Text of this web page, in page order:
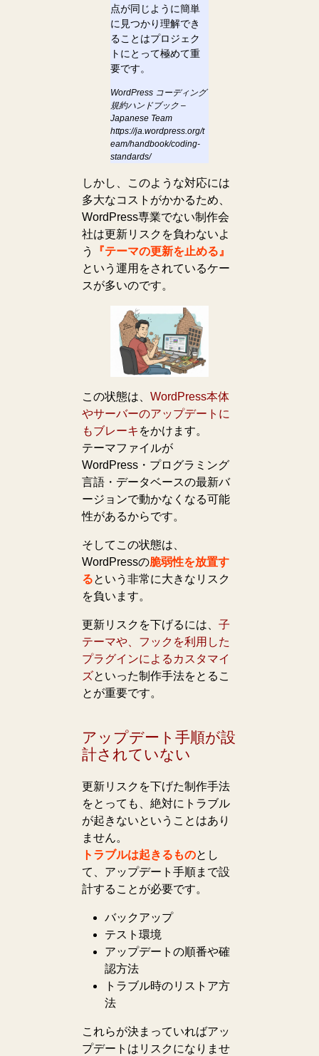
点が同じように簡単
に見つかり理解でき
ることはプロジェク
トにとって極めて重
要です。
WordPress コーディング
規約ハンドブック –
Japanese Team
https://ja.wordpress.org/t
eam/handbook/coding-
standards/
しかし、このような対応には
多大なコストがかかるため、
WordPress専業でない制作会
社は更新リスクを負わないよ
う
『テーマの更新を止める』
という運用をされているケー
スが多いのです。
この状態は、WordPress本体
やサーバーのアップデートに
もブレーキ をかけます。
テーマファイルが
WordPress・プログラミング
言語・データベースの最新バ
ージョンで動かなくなる可能
性があるからです。
そしてこの状態は、
WordPressの脆弱性を放置す
るという非常に大きなリスク
を負います。
更新リスクを下げるには、子
テーマや、フックを利用した
プラグインによるカスタマイ
ズといった制作手法をとるこ
とが重要です。
アップデート手順が設
計されていない
更新リスクを下げた制作手法
をとっても、絶対にトラブル
が起きないということはあり
ません。
トラブルは起きるものとし
て、アップデート手順まで設
計することが必要です。
バックアップ
テスト環境
アップデートの順番や確
認方法
トラブル時のリストア方
法
これらが決まっていればアッ
プデートはリスクになりませ